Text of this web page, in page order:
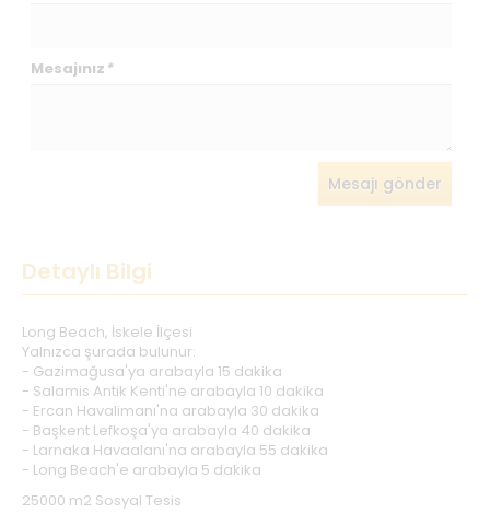
Mesajınız *
Mesajı gönder
Detaylı Bilgi
Long Beach, İskele İlçesi
Yalnızca şurada bulunur:
- Gazimağusa'ya arabayla 15 dakika
- Salamis Antik Kenti'ne arabayla 10 dakika
- Ercan Havalimanı'na arabayla 30 dakika
- Başkent Lefkoşa'ya arabayla 40 dakika
- Larnaka Havaalanı'na arabayla 55 dakika
- Long Beach'e arabayla 5 dakika
25000 m2 Sosyal Tesis